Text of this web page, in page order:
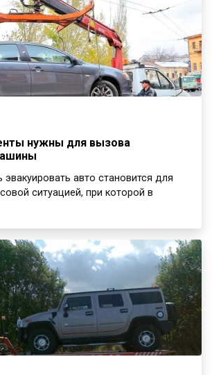
нужны для вызова
авто становится для
ситуацией, при которой в